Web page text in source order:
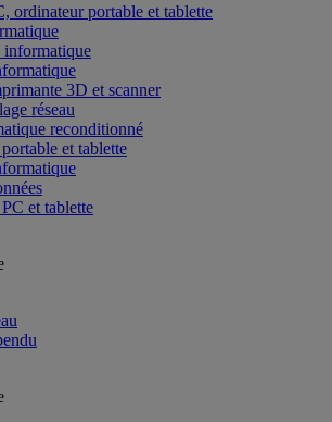
ordinateur portable et tablette
3D et scanner
réseau
reconditionné
et tablette
et tablette